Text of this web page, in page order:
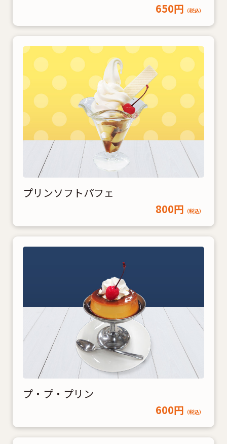
650円 （税込）
プリンソフトパフェ
800円 （税込）
プ・プ・プリン
600円 （税込）